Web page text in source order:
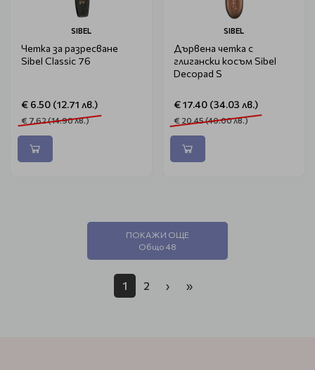
SIBEL
Четка за разресване
Sibel Classic 76
€ 6.50 (12.71 лв.)
€ 7.62 (14.90 лв.)
SIBEL
Дървена четка с
глигански косъм Sibel
Decopad S
€ 17.40 (34.03 лв.)
€ 20.45 (40.00 лв.)
ПОКАЖИ ОЩЕ
Общо 48
1 2 › »